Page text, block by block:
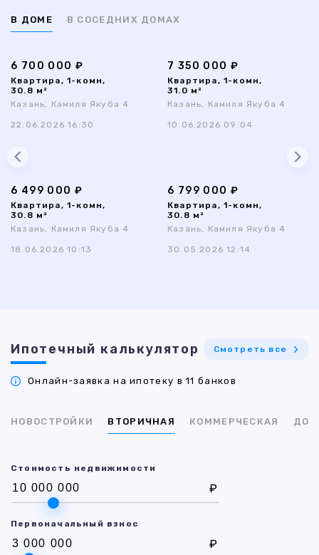
В ДОМЕ В СОСЕДНИХ ДОМАХ
6 700 000 ₽
Квартира, 1-комн,
30.8 м²
Казань, Камиля Якуба 4
22.06.2026 16:30
7 350 000 ₽
Квартира, 1-комн,
31.0 м²
Казань, Камиля Якуба 4
10.06.2026 09:04
6 499 000 ₽
Квартира, 1-комн,
30.8 м²
Казань, Камиля Якуба 4
18.06.2026 10:13
6 799 000 ₽
Квартира, 1-комн,
30.8 м²
Казань, Камиля Якуба 4
30.05.2026 12:14
Ипотечный калькулятор Смотреть все
Онлайн-заявка на ипотеку в 11 банков
НОВОСТРОЙКИ ВТОРИЧНАЯ КОММЕРЧЕСКАЯ ДОМ
Стоимость недвижимости
₽
Первоначальный взнос
₽